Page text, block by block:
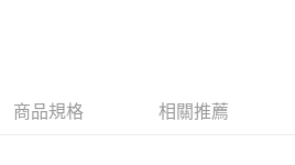
商品規格 相關推薦